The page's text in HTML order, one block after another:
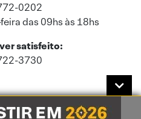
0202
das 09hs às 18hs
satisfeito:
3730
de acordo com a nossaPolítica de
de Privacidade.